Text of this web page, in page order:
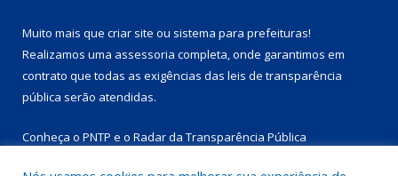
Muito mais que criar site ou sistema para prefeituras!
Realizamos uma assessoria completa, onde garantimos em
contrato que todas as exigências das leis de transparência
pública serão atendidas.
Conheça o PNTP e o Radar da Transparência Pública